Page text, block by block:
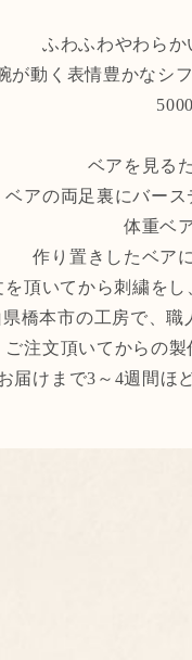
ふわふわやわらか
が動く表情豊かなシ
ベアを見る
ベアの両足裏にバース
体重ベ
作り置きしたベア
を頂いてから刺繍を
橋本市の工房で、職
ご注文頂いてからの
届けまで3～4週間ほ